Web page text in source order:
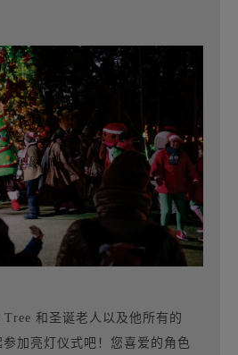
和圣诞老人以及他所有的
参加亮灯仪式吧！您喜爱的角色